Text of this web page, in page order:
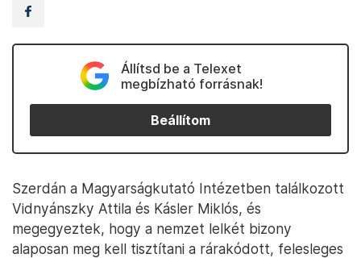
Állítsd be a Telexet
megbízható forrásnak!
Beállítom
Szerdán a Magyarságkutató Intézetben találkozott
Vidnyánszky Attila és Kásler Miklós, és
megegyeztek, hogy a nemzet lelkét bizony
alaposan meg kell tisztítani a rárakódott, felesleges